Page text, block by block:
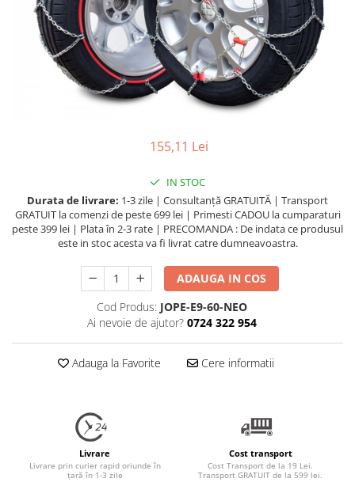
Lichide Întreținere
Aditivi
Lichide Întreținere Autoturisme
Lichide Întreținere Camioane
Lichide Întreținere Motociclete
155,11 Lei
IN STOC
Durata de livrare: 1-3 zile | Consultanță GRATUITĂ | Transport
GRATUIT la comenzi de peste 699 lei | Primesti CADOU la cumparaturi
peste 399 lei | Plata în 2-3 rate | PRECOMANDA : De indata ce produsul
este in stoc acesta va fi livrat catre dumneavoastra.
ADAUGA IN COS
Cod Produs: JOPE-E9-60-NEO
Ai nevoie de ajutor? 0724 322 954
Adauga la Favorite Cere informatii
Livrare
Livrare prin curier rapid oriunde în
țară în 1-3 zile
Cost transport
Cost Transport de la 19 Lei.
Transport GRATUIT de la 599 lei.